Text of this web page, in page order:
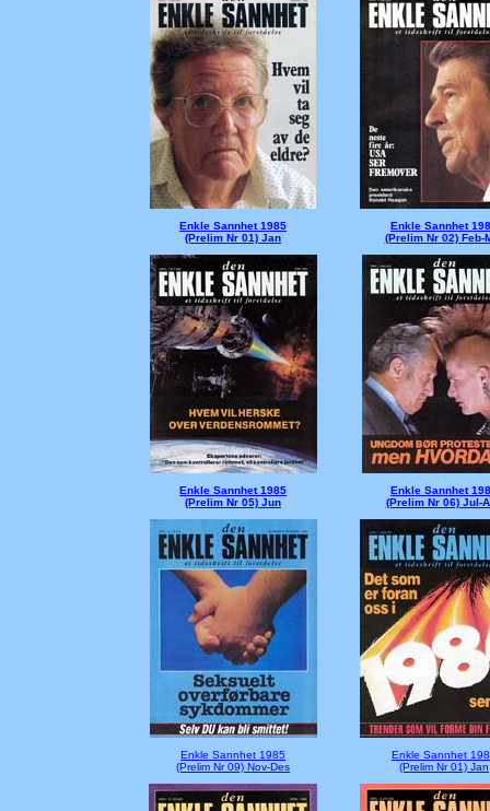
Enkle Sannhet 1985
(Prelim Nr 01) Jan
Enkle Sannhet
(Prelim Nr 02) Feb-
Enkle Sannhet 1985
(Prelim Nr 05) Jun
Enkle Sannhet
(Prelim Nr 06) Jul-
Enkle Sannhet 1985
(Prelim Nr 09) Nov-Des
Enkle Sannhet
(Prelim Nr 01) Jan